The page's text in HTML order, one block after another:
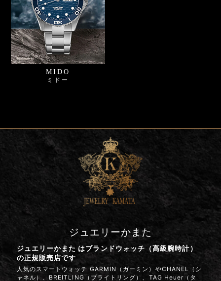
MIDO
ミドー
ジュエリーかまた
ジュエリーかまた はブランドウォッチ（高級腕時計）
の正規販売店です
人気のスマートウォッチ GARMIN（ガーミン）やCHANEL（シ
ャネル）、BREITLING（ブライトリング）、TAG Heuer（タ